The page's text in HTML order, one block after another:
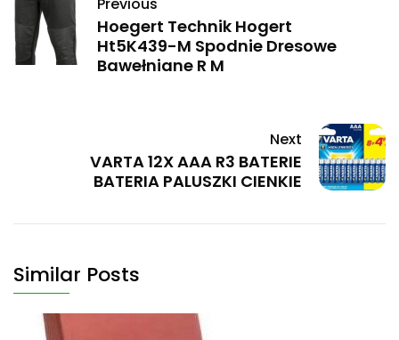
Previous
Hoegert Technik Hogert
Ht5K439-M Spodnie Dresowe
Bawełniane R M
Next
VARTA 12X AAA R3 BATERIE
BATERIA PALUSZKI CIENKIE
Similar Posts